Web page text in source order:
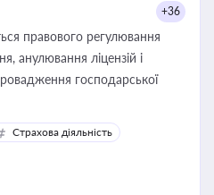
+36
правового регулювання
анулювання ліцензій і
господарської
Страхова діяльність